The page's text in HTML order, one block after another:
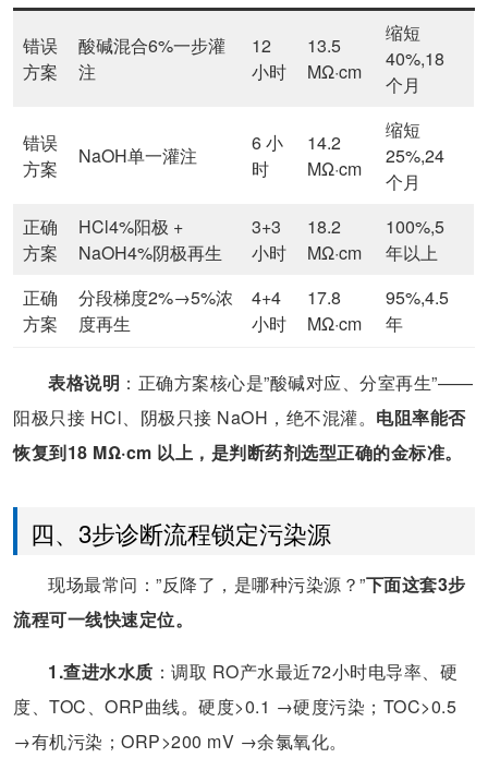
错误
方案
酸碱混合6%一步灌
注
12
小时
13.5
MΩ·cm
缩短
40%,18
个月
错误
方案
NaOH单一灌注
6 小
时
14.2
MΩ·cm
缩短
25%,24
个月
正确
方案
HCl4%阳极 +
NaOH4%阴极再生
3+3
小时
18.2
MΩ·cm
100%,5
年以上
正确
方案
分段梯度2%→5%浓
度再生
4+4
小时
17.8
MΩ·cm
95%,4.5
年
表格说明 ：正确方案核心是”酸碱对应、分室再生”——
阳极只接 HCl、阴极只接 NaOH，绝不混灌。 电阻率能否
恢复到18 MΩ·cm 以上，是判断药剂选型正确的金标准。
四、3步诊断流程锁定污染源
现场最常问：”反降了，是哪种污染源？”下面这套3步
流程可一线快速定位。
1.查进水水质 ：调取 RO产水最近72小时电导率、硬
度、TOC、ORP曲线。硬度>0.1 →硬度污染；TOC>0.5
→有机污染；ORP>200 mV →余氯氧化。